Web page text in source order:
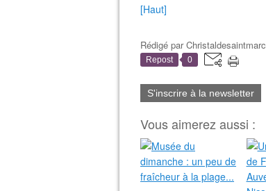
[Haut]
Rédigé parChristaldesaintmarc
Repost 0
S'inscrire à la newsletter
Vous aimerez aussi :